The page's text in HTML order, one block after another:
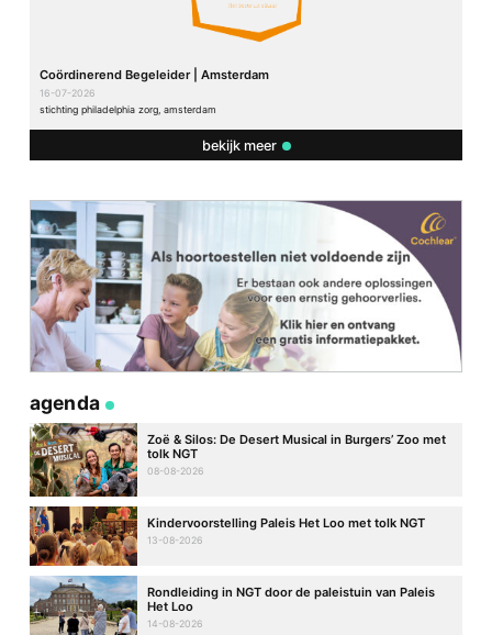
Coördinerend Begeleider | Amsterdam
16-07-2026
stichting philadelphia zorg, amsterdam
bekijk meer
agenda
Zoë & Silos: De Desert Musical in Burgers’ Zoo met
tolk NGT
08-08-2026
Kindervoorstelling Paleis Het Loo met tolk NGT
13-08-2026
Rondleiding in NGT door de paleistuin van Paleis
Het Loo
14-08-2026